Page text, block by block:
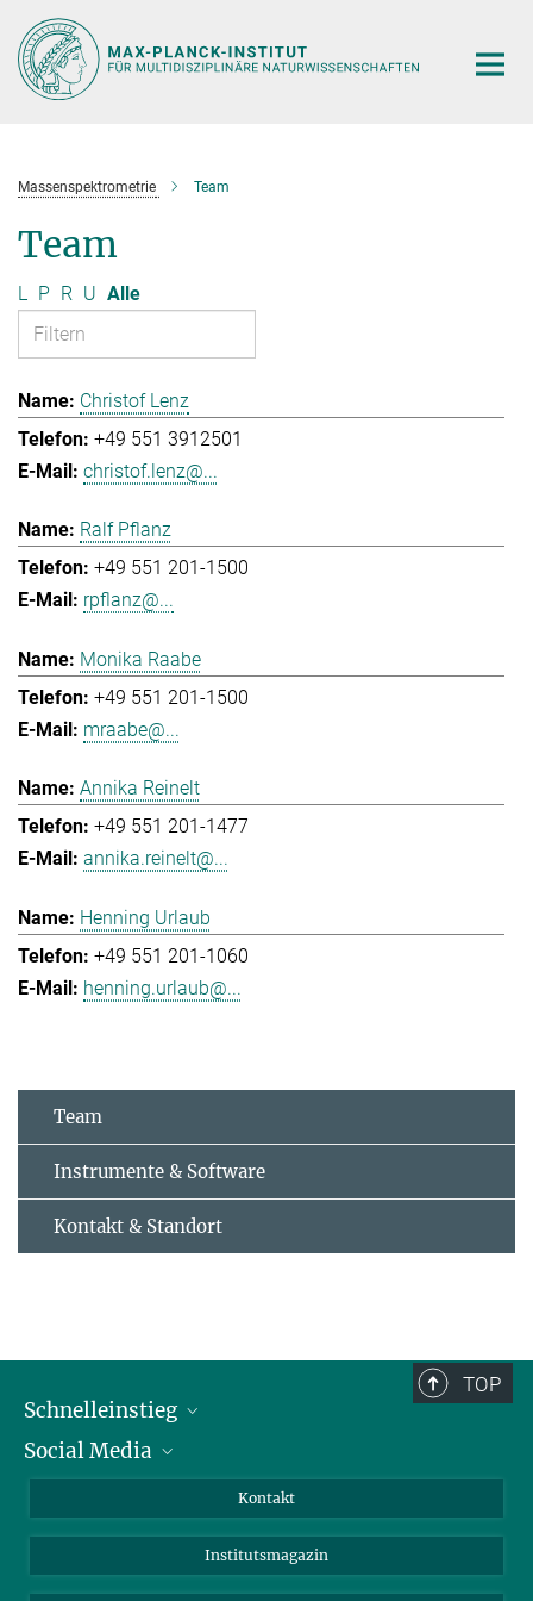
Hauptinhalt
Massenspektrometrie Team
Team
L P R U Alle
Christof Lenz
+49 551 3912501
christof.lenz@...
Ralf Pflanz
+49 551 201-1500
rpflanz@...
Monika Raabe
+49 551 201-1500
mraabe@...
Annika Reinelt
+49 551 201-1477
annika.reinelt@...
Henning Urlaub
+49 551 201-1060
henning.urlaub@...
Team
Instrumente & Software
Kontakt & Standort
TOP
Schnelleinstieg
Alumni
Social Media
Facebook
Kontakt
Institutsmagazin